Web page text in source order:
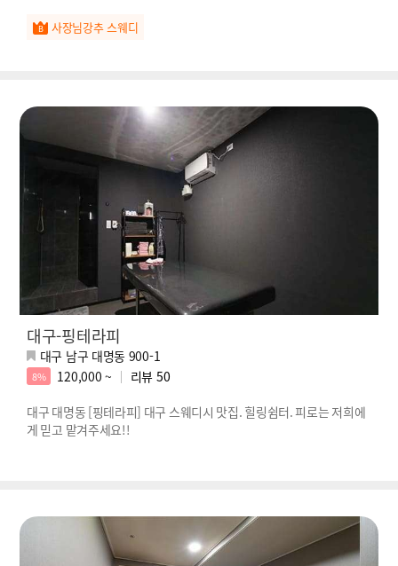
사장님강추 스웨디
대구-핑테라피
대구 남구 대명동 900-1
8% 120,000 ~ 리뷰 50
대구 대명동 [핑테라피] 대구 스웨디시 맛집. 힐링쉼터. 피로는 저희에
게 믿고 맡겨주세요!!